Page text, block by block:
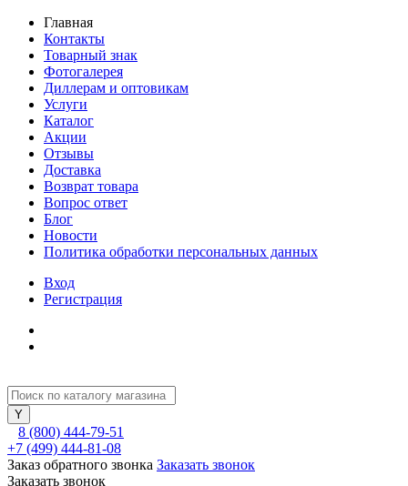
Главная
Контакты
Товарный знак
Фотогалерея
Диллерам и оптовикам
Услуги
Каталог
Акции
Отзывы
Доставка
Возврат товара
Вопрос ответ
Блог
Новости
Политика обработки персональных данных
Вход
Регистрация
8 (800) 444-79-51
+7 (499) 444-81-08
Заказ обратного звонка Заказать звонок
Заказать звонок